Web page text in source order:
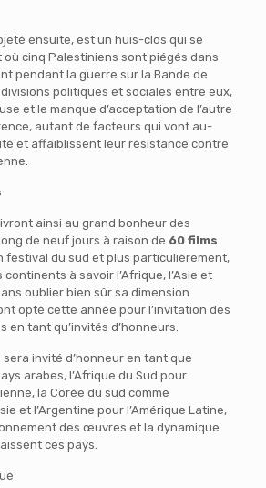
ensuite, est un huis-clos qui se
cinq Palestiniens sont piégés dans
pendant la guerre sur la Bande de
politiques et sociales entre eux,
et le manque d’acceptation de l’autre
autant de facteurs qui vont au-
et affaiblissent leur résistance contre
ainsi au grand bonheur des
de neuf jours à raison de 60 films
festival du sud et plus particulièrement,
à savoir l’Afrique, l’Asie et
oublier bien sûr sa dimension
opté cette année pour l’invitation des
en tant qu’invités d’honneurs.
sera invité d’honneur en tant que
arabes, l’Afrique du Sud pour
la Corée du sud comme
et l’Argentine pour l’Amérique Latine,
des œuvres et la dynamique
ces pays.